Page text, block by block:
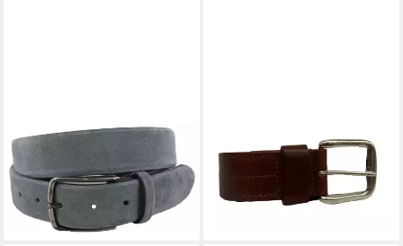
VANZETTI
Ledergürtel V4579 Herren
Anzugsgürtel Grau
35,00 €
lieferbar - in 4-5 Werktagen bei dir
Ledergürtel außen Kante in
rot abgesetzt
39,95 €